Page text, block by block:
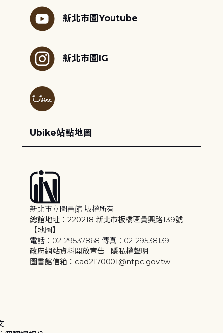
新北市圖Youtube
新北市圖IG
Ubike站點地圖
新北市立圖書館 版權所有
總館地址：220218 新北市板橋區貴興路139號
【地圖】
電話：02-29537868 傳真：02-29538139
政府網站資料開放宣告 | 隱私權聲明
圖書館信箱：cad2170001@ntpc.gov.tw